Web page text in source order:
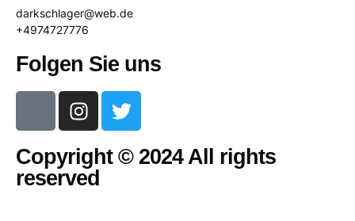
darkschlager@web.de
+4974727776
Folgen Sie uns
Copyright © 2024 All rights
reserved